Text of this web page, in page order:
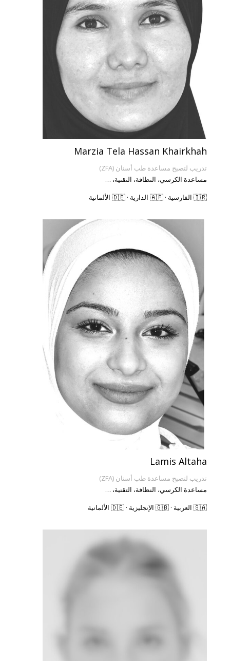
Marzia Tela Hassan Khairkhah
تدريب لتصبح مساعدة طب أسنان (ZFA)
مساعدة الكرسي، النظافة، التقنية، …
🇮🇷 الفارسية · 🇦🇫 الدارية · 🇩🇪 الألمانية
Lamis Altaha
تدريب لتصبح مساعدة طب أسنان (ZFA)
مساعدة الكرسي، النظافة، التقنية، …
🇸🇦 العربية · 🇬🇧 الإنجليزية · 🇩🇪 الألمانية